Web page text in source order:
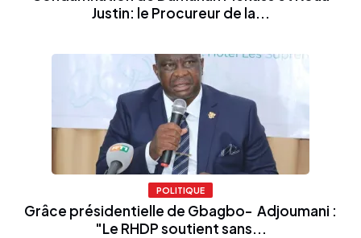
Justin: le Procureur de la...
POLITIQUE
Grâce présidentielle de Gbagbo- Adjoumani :
"Le RHDP soutient sans...